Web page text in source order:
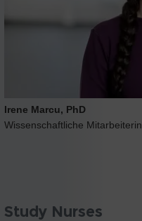
Irene Marcu, PhD
Wissenschaftliche Mitarbeiterin
Study Nurses